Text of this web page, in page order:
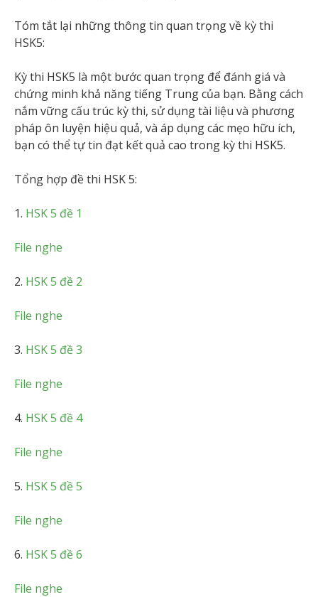
Tóm tắt lại những thông tin quan trọng về kỳ thi
HSK5:
Kỳ thi HSK5 là một bước quan trọng để đánh giá và
chứng minh khả năng tiếng Trung của bạn. Bằng cách
nắm vững cấu trúc kỳ thi, sử dụng tài liệu và phương
pháp ôn luyện hiệu quả, và áp dụng các mẹo hữu ích,
bạn có thể tự tin đạt kết quả cao trong kỳ thi HSK5.
Tổng hợp đề thi HSK 5:
1. HSK 5 đề 1
File nghe
2. HSK 5 đề 2
File nghe
3. HSK 5 đề 3
File nghe
4. HSK 5 đề 4
File nghe
5. HSK 5 đề 5
File nghe
6. HSK 5 đề 6
File nghe